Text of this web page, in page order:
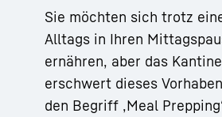
Sie möchten sich trotz
Alltags in Ihren
ernähren, aber das
erschwert dieses
den Begriff ‚Meal